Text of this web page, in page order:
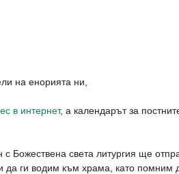
на енорията ни,
в интернет, а календарът за
Божествена света литургия ще
ги водим към храма, като помним